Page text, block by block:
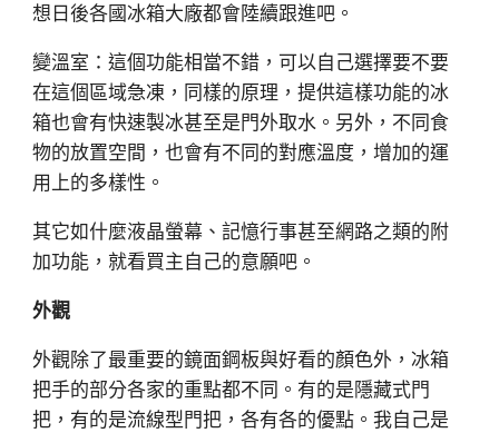
想日後各國冰箱大廠都會陸續跟進吧。
變溫室：這個功能相當不錯，可以自己選擇要不要
在這個區域急凍，同樣的原理，提供這樣功能的冰
箱也會有快速製冰甚至是門外取水。另外，不同食
物的放置空間，也會有不同的對應溫度，增加的運
用上的多樣性。
其它如什麼液晶螢幕、記憶行事甚至網路之類的附
加功能，就看買主自己的意願吧。
外觀
外觀除了最重要的鏡面鋼板與好看的顏色外，冰箱
把手的部分各家的重點都不同。有的是隱藏式門
把，有的是流線型門把，各有各的優點。我自己是